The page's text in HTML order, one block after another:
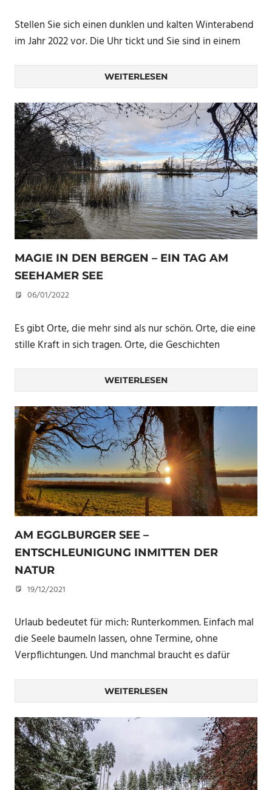
Stellen Sie sich einen dunklen und kalten Winterabend
im Jahr 2022 vor. Die Uhr tickt und Sie sind in einem
WEITERLESEN
MAGIE IN DEN BERGEN – EIN TAG AM
SEEHAMER SEE
06/01/2022
Es gibt Orte, die mehr sind als nur schön. Orte, die eine
stille Kraft in sich tragen. Orte, die Geschichten
WEITERLESEN
AM EGGLBURGER SEE –
ENTSCHLEUNIGUNG INMITTEN DER
NATUR
19/12/2021
Urlaub bedeutet für mich: Runterkommen. Einfach mal
die Seele baumeln lassen, ohne Termine, ohne
Verpflichtungen. Und manchmal braucht es dafür
WEITERLESEN